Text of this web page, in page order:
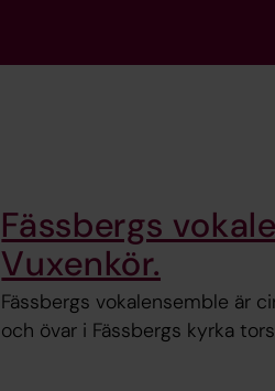
Fässbergs
Vuxenkör.
Fässbergs vokalensemble är
och övar i Fässbergs kyrka